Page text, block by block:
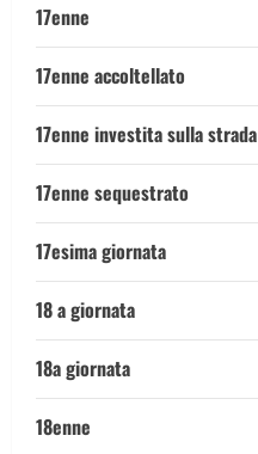
17enne
17enne accoltellato
17enne investita sulla strada
17enne sequestrato
17esima giornata
18 a giornata
18a giornata
18enne